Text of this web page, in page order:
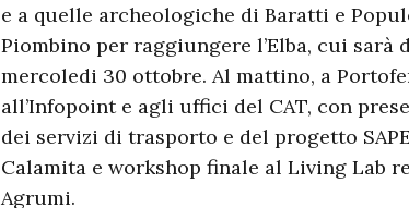
e a quelle archeologiche di Baratti e
Piombino per raggiungere l’Elba, cui sarà
mercoledi 30 ottobre. Al mattino, a
all’Infopoint e agli uffici del CAT, con
dei servizi di trasporto e del progetto
Calamita e workshop finale al Living Lab
Agrumi.